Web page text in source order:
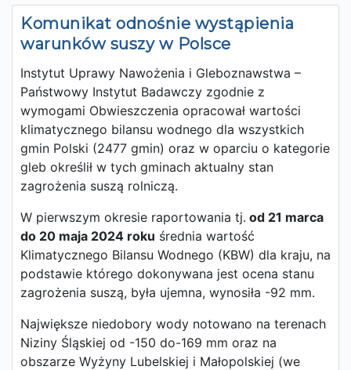
Komunikat odnośnie wystąpienia
warunków suszy w Polsce
Instytut Uprawy Nawożenia i Gleboznawstwa –
Państwowy Instytut Badawczy zgodnie z
wymogami Obwieszczenia opracował wartości
klimatycznego bilansu wodnego dla wszystkich
gmin Polski (2477 gmin) oraz w oparciu o kategorie
gleb określił w tych gminach aktualny stan
zagrożenia suszą rolniczą.
W pierwszym okresie raportowania tj. od 21 marca
do 20 maja 2024 roku średnia wartość
Klimatycznego Bilansu Wodnego (KBW) dla kraju, na
podstawie którego dokonywana jest ocena stanu
zagrożenia suszą, była ujemna, wynosiła -92 mm.
Największe niedobory wody notowano na terenach
Niziny Śląskiej od -150 do-169 mm oraz na
obszarze Wyżyny Lubelskiej i Małopolskiej (we